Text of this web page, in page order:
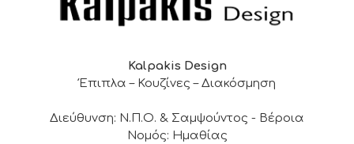
Kalpakis Design
Έπιπλα – Κουζίνες – Διακόσμηση
Διεύθυνση: Ν.Π.Ο. & Σαμψούντος - Βέροια
Νομός: Ημαθίας